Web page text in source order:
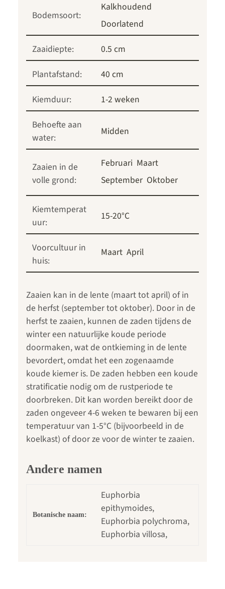
Bodemsoort:
Kalkhoudend
Doorlatend
Zaaidiepte:
0.5 cm
Plantafstand:
40 cm
Kiemduur:
1-2 weken
Behoefte aan
water:
Midden
Zaaien in de
volle grond:
Februari Maart
September Oktober
Kiemtemperat
uur:
15-20°C
Voorcultuur in
huis:
Maart April
Zaaien kan in de lente (maart tot april) of in
de herfst (september tot oktober). Door in de
herfst te zaaien, kunnen de zaden tijdens de
winter een natuurlijke koude periode
doormaken, wat de ontkieming in de lente
bevordert, omdat het een zogenaamde
koude kiemer is. De zaden hebben een koude
stratificatie nodig om de rustperiode te
doorbreken. Dit kan worden bereikt door de
zaden ongeveer 4-6 weken te bewaren bij een
temperatuur van 1-5°C (bijvoorbeeld in de
koelkast) of door ze voor de winter te zaaien.
Andere namen
Botanische naam:
Euphorbia
epithymoides,
Euphorbia polychroma,
Euphorbia villosa,